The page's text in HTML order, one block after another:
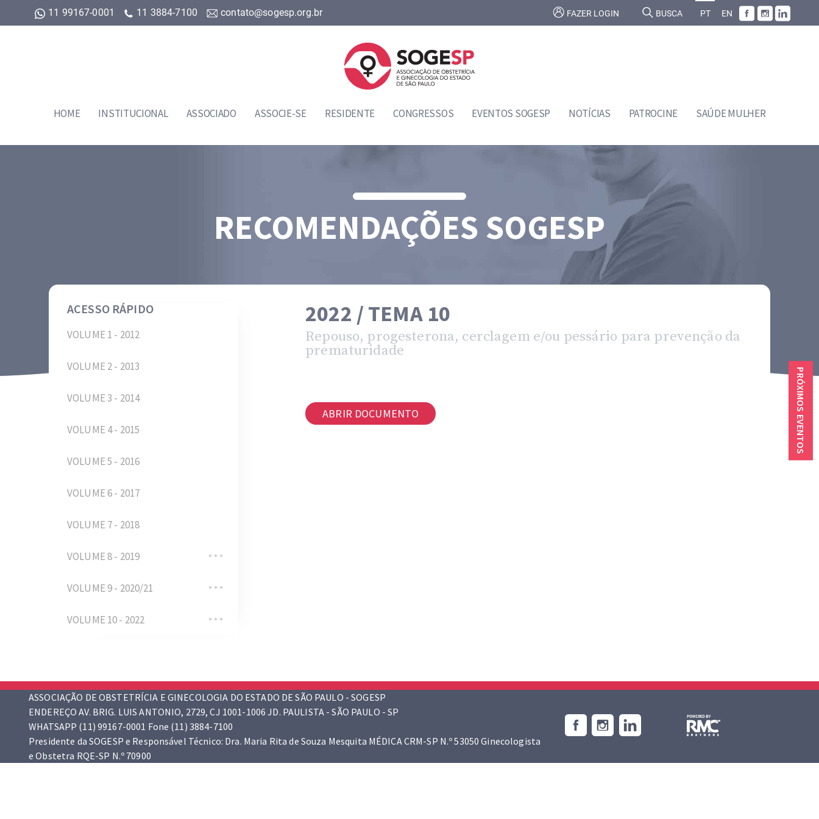
11 99167-0001 11 3884-7100 contato@sogesp.org.br FAZER LOGIN BUSCA PT EN
HOME INSTITUCIONAL ASSOCIADO ASSOCIE-SE RESIDENTE CONGRESSOS EVENTOS SOGESP NOTÍCIAS PATROCINE SAÚDE MULHER
RECOMENDAÇÕES SOGESP
ACESSO RÁPIDO
VOLUME 1 - 2012
VOLUME 2 - 2013
VOLUME 3 - 2014
VOLUME 4 - 2015
VOLUME 5 - 2016
VOLUME 6 - 2017
VOLUME 7 - 2018
VOLUME 8 - 2019
VOLUME 9 - 2020/21
VOLUME 10 - 2022
2022 / TEMA 10
Repouso, progesterona, cerclagem e/ou pessário para prevenção da
prematuridade
ABRIR DOCUMENTO
ASSOCIAÇÃO DE OBSTETRÍCIA E GINECOLOGIA DO ESTADO DE SÃO PAULO - SOGESP
ENDEREÇO AV. BRIG. LUIS ANTONIO, 2729, CJ 1001-1006 JD. PAULISTA - SÃO PAULO - SP
WHATSAPP (11) 99167-0001 Fone (11) 3884-7100
Presidente da SOGESP e Responsável Técnico: Dra. Maria Rita de Souza Mesquita MÉDICA CRM-SP N.º 53050 Ginecologista
e Obstetra RQE-SP N.º 70900
PRÓXIMOS EVENTOS